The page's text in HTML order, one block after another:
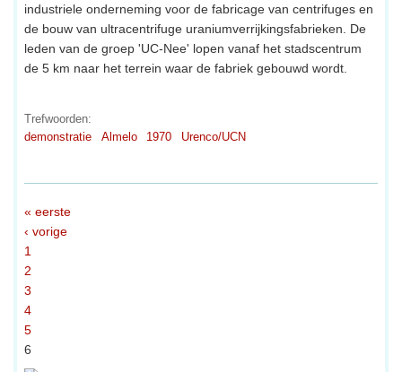
industriele onderneming voor de fabricage van centrifuges en
de bouw van ultracentrifuge uraniumverrijkingsfabrieken. De
leden van de groep 'UC-Nee' lopen vanaf het stadscentrum
de 5 km naar het terrein waar de fabriek gebouwd wordt.
Trefwoorden:
demonstratie
Almelo 1970 Urenco/UCN
« eerste
‹ vorige
1
2
3
4
5
6